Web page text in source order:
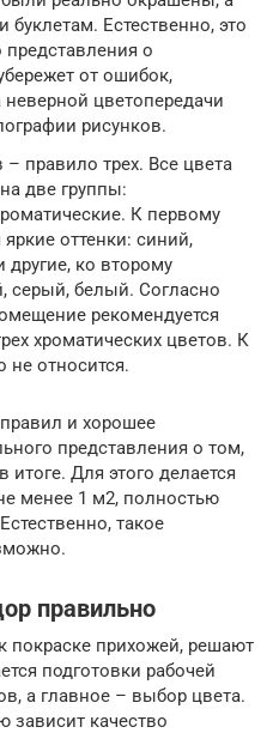
буклетам. Естественно, это
представления о
от ошибок,
цветопередачи
рисунков.
правило трех. Все цвета
две группы:
К первому
яркие оттенки: синий,
ко второму
серый, белый. Согласно
рекомендуется
хроматических цветов. К
не относится.
и хорошее
представления о том,
итоге. Для этого делается
менее 1 м2, полностью
такое
правильно
покраске прихожей, решают
подготовки рабочей
а главное – выбор цвета.
зависит качество